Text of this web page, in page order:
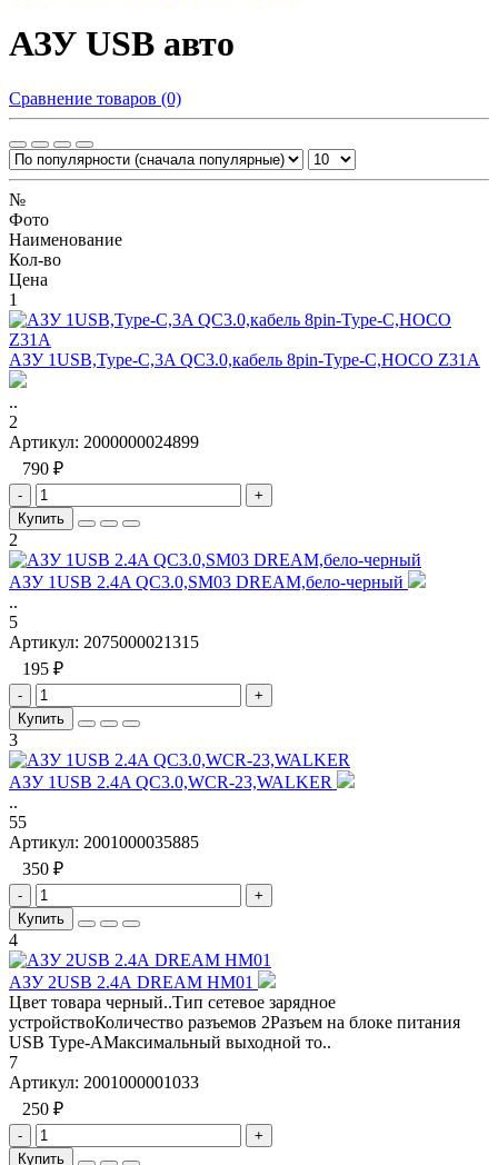
АЗУ USB авто
Сравнение товаров (0)
№
Фото
Наименование
Кол-во
Цена
1
АЗУ 1USB,Type-C,3A QC3.0,кабель 8pin-Type-C,HOCO Z31A
..
2
Артикул: 2000000024899
790 ₽
-
+
Купить
2
АЗУ 1USB 2.4A QC3.0,SM03 DREAM,бело-черный
..
5
Артикул: 2075000021315
195 ₽
-
+
Купить
3
АЗУ 1USB 2.4A QC3.0,WCR-23,WALKER
..
55
Артикул: 2001000035885
350 ₽
-
+
Купить
4
АЗУ 2USB 2.4А DREAM HM01
Цвет товара черный..Тип сетевое зарядное
устройствоКоличество разъемов 2Разъем на блоке питания
USB Type-AМаксимальный выходной то..
7
Артикул: 2001000001033
250 ₽
-
+
Купить